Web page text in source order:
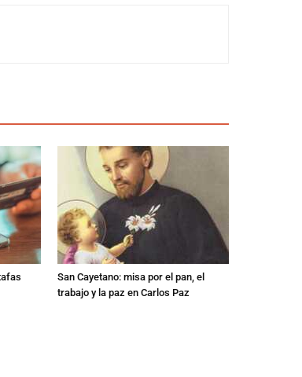
San Cayetano: misa por el pan, el
trabajo y la paz en Carlos Paz